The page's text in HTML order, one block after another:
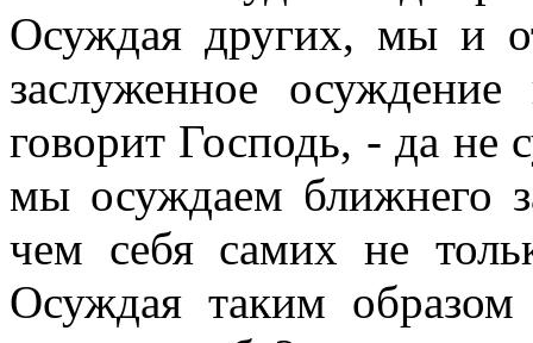
Осуждая других, мы и
заслуженное
говорит Господь, - да
мы осуждаем ближнего
чем себя самих не
Осуждая таким